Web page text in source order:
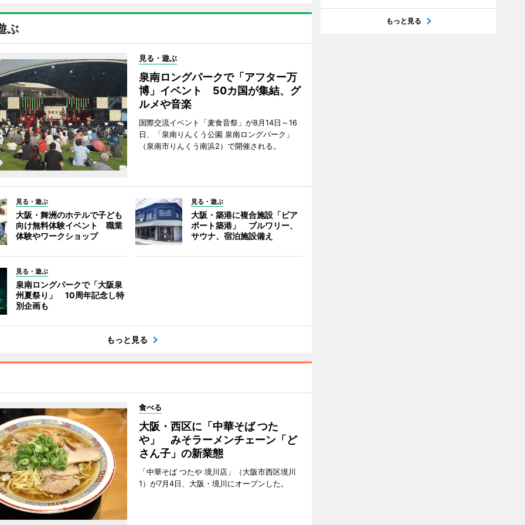
ぶ
見る・遊ぶ
泉南ロングパークで「アフター万
博」イベント 50カ国が集結、グ
ルメや音楽
国際交流イベント「麦食音祭」が8月14日～16
日、「泉南りんくう公園 泉南ロングパーク」
（泉南市りんくう南浜2）で開催される。
見る・遊ぶ
大阪・舞洲のホテルで子ども
向け無料体験イベント 職業
体験やワークショップ
見る・遊ぶ
大阪・築港に複合施設「ビア
ポート築港」 ブルワリー、
サウナ、宿泊施設備え
見る・遊ぶ
泉南ロングパークで「大阪泉
州夏祭り」 10周年記念し特
別企画も
もっと見る
食べる
大阪・西区に「中華そば つた
や」 みそラーメンチェーン「ど
さん子」の新業態
「中華そば つたや 境川店」（大阪市西区境川
1）が7月4日、大阪・境川にオープンした。
もっと見る